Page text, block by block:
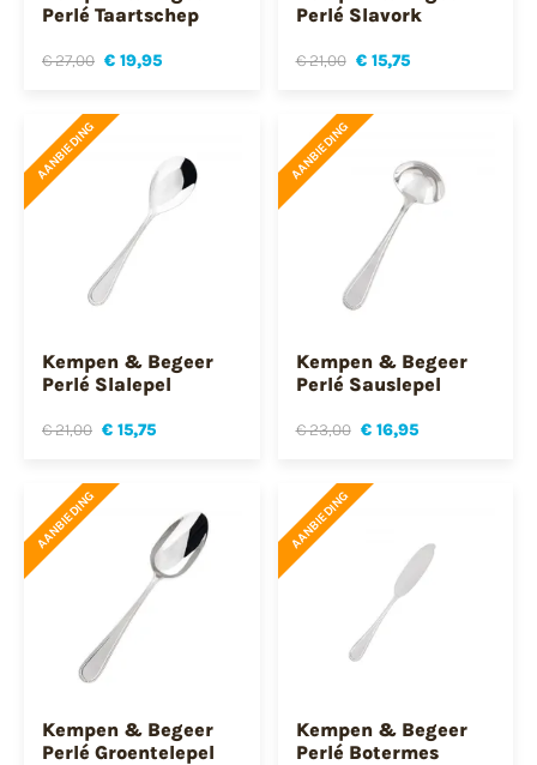
Perlé Taartschep
€ 27,00 € 19,95
Perlé Slavork
€ 21,00 € 15,75
AANBIEDING
Kempen & Begeer
Perlé Slalepel
€ 21,00 € 15,75
AANBIEDING
Kempen & Begeer
Perlé Sauslepel
€ 23,00 € 16,95
AANBIEDING
Kempen & Begeer
Perlé Groentelepel
AANBIEDING
Kempen & Begeer
Perlé Botermes